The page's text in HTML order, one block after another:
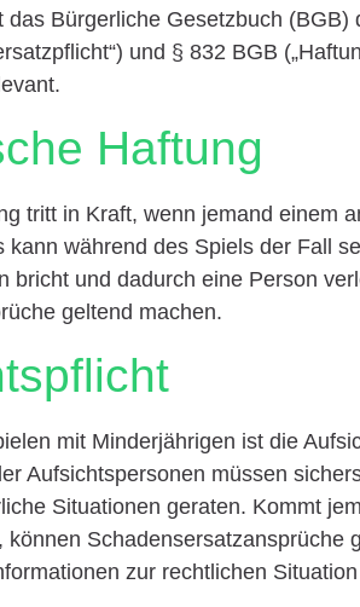
das Bürgerliche Gesetzbuch
und § 832 BGB
Haftung
tritt in Kraft, wenn jemand einem
kann während des Spiels der Fall
bricht und dadurch eine Person
geltend machen.
mit Minderjährigen ist die
Aufsichtspersonen müssen
Situationen geraten. Kommt
können Schadensersatzansprüche
zur rechtlichen